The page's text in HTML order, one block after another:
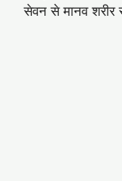
सेवन से मानव